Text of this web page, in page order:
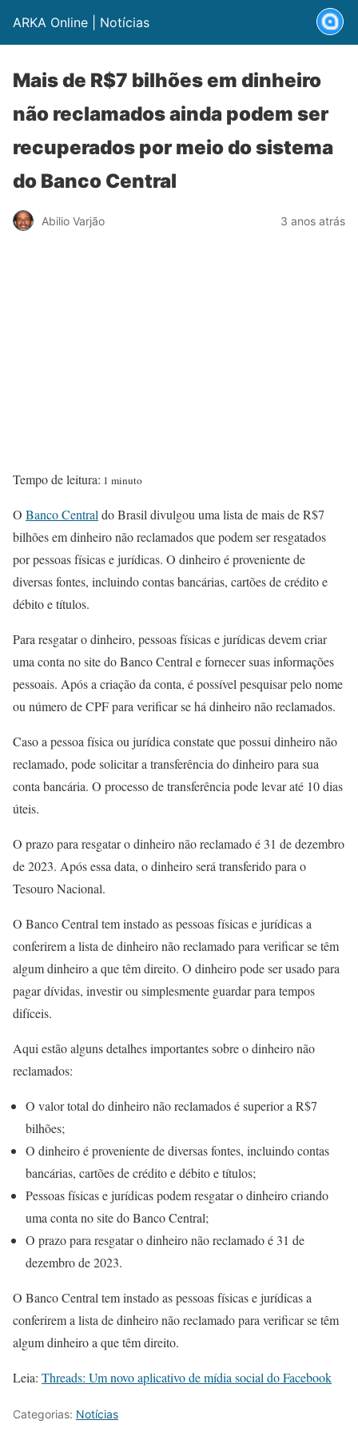
ARKA Online | Notícias
Mais de R$7 bilhões em dinheiro
não reclamados ainda podem ser
recuperados por meio do sistema
do Banco Central
Abilio Varjão 3 anos atrás
Tempo de leitura: 1 minuto
O Banco Central do Brasil divulgou uma lista de mais de R$7
bilhões em dinheiro não reclamados que podem ser resgatados
por pessoas físicas e jurídicas. O dinheiro é proveniente de
diversas fontes, incluindo contas bancárias, cartões de crédito e
débito e títulos.
Para resgatar o dinheiro, pessoas físicas e jurídicas devem criar
uma conta no site do Banco Central e fornecer suas informações
pessoais. Após a criação da conta, é possível pesquisar pelo nome
ou número de CPF para verificar se há dinheiro não reclamados.
Caso a pessoa física ou jurídica constate que possui dinheiro não
reclamado, pode solicitar a transferência do dinheiro para sua
conta bancária. O processo de transferência pode levar até 10 dias
úteis.
O prazo para resgatar o dinheiro não reclamado é 31 de dezembro
de 2023. Após essa data, o dinheiro será transferido para o
Tesouro Nacional.
O Banco Central tem instado as pessoas físicas e jurídicas a
conferirem a lista de dinheiro não reclamado para verificar se têm
algum dinheiro a que têm direito. O dinheiro pode ser usado para
pagar dívidas, investir ou simplesmente guardar para tempos
difíceis.
Aqui estão alguns detalhes importantes sobre o dinheiro não
reclamados:
O valor total do dinheiro não reclamados é superior a R$7
bilhões;
O dinheiro é proveniente de diversas fontes, incluindo contas
bancárias, cartões de crédito e débito e títulos;
Pessoas físicas e jurídicas podem resgatar o dinheiro criando
uma conta no site do Banco Central;
O prazo para resgatar o dinheiro não reclamado é 31 de
dezembro de 2023.
O Banco Central tem instado as pessoas físicas e jurídicas a
conferirem a lista de dinheiro não reclamado para verificar se têm
algum dinheiro a que têm direito.
Leia: Threads: Um novo aplicativo de mídia social do Facebook
Categorias: Notícias